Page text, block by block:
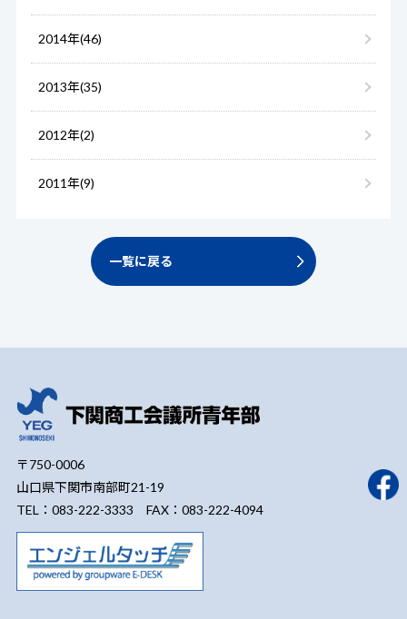
2014年(46)
2013年(35)
2012年(2)
2011年(9)
一覧に戻る
〒750-0006
山口県下関市南部町21-19
TEL：083-222-3333 FAX：083-222-4094